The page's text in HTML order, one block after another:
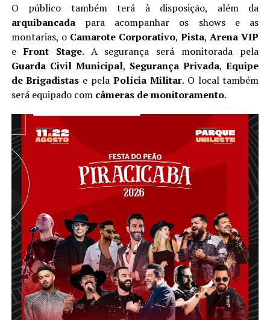
O público também terá à disposição, além da
arquibancadapara acompanhar os shows e as
montarias, o Camarote Corporativo,Pista,Arena VIP
eFront Stage. A segurança será monitorada pela
Guarda Civil Municipal, Segurança Privada,Equipe
de Brigadistas e pela Polícia Militar. O local também
será equipado com câmeras de monitoramento.